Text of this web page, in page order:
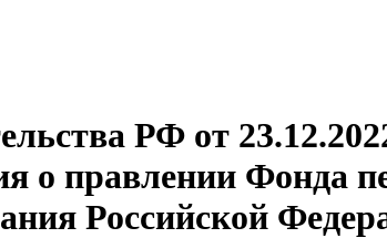
РФ от
о правлении Фонда
Российской